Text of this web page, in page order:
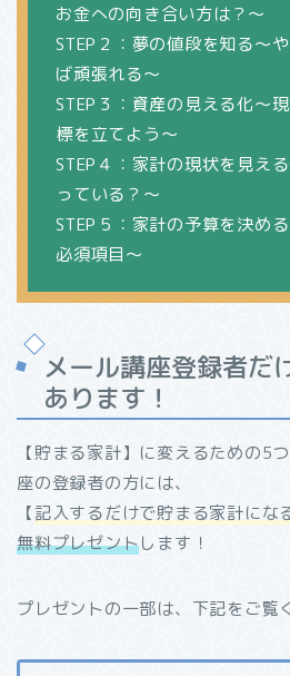
お金への向き合い方は？～
STEP２：夢の値段を知る～
ば頑張れる～
STEP３：資産の見える化～
標を立てよう～
STEP４：家計の現状を見え
っている？～
STEP５：家計の予算を決め
必須項目～
メール講座登録者だ
あります！
【貯まる家計】に変えるための5
座の登録者の方には、
【記入するだけで貯まる家計にな
無料プレゼントします！
プレゼントの一部は、下記をご覧